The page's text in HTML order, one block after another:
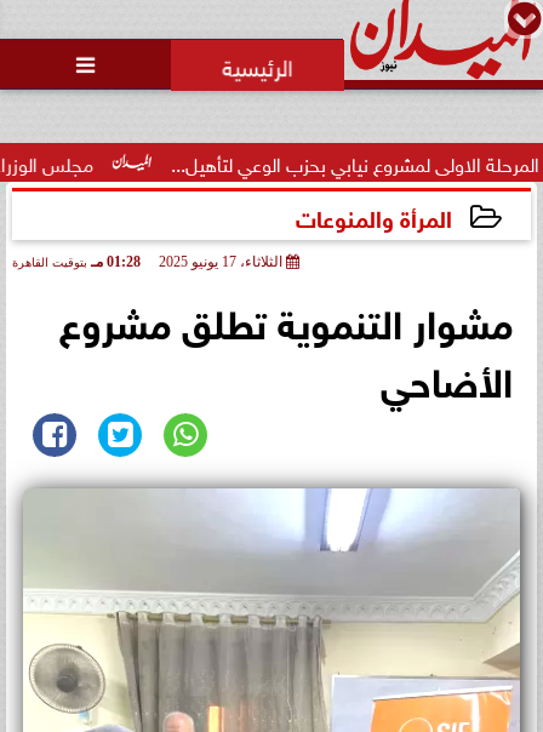

مجلس الوزراء يوافق على تعديل بحزب الوعي لتأهيل...
المرأة والمنوعات
الثلاثاء، 17 يونيو 2025 01:28 مـ بتوقيت القاهرة
مشوار التنموية تطلق مشروع
الأضاحي